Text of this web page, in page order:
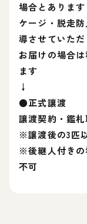
場合とあります
ケージ・脱走
導させていた
お届けの場合
ます
↓
●正式讓渡
讓渡契約・鑑
※譲渡後の3匹
※後継人付きの
不可